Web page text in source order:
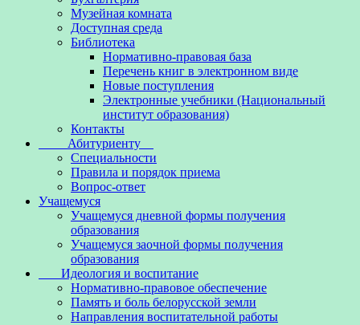
Музейная комната
Доступная среда
Библиотека
Нормативно-правовая база
Перечень книг в электронном виде
Новые поступления
Электронные учебники (Национальный
институт образования)
Контакты
Абитуриенту
Специальности
Правила и порядок приема
Вопрос-ответ
Учащемуся
Учащемуся дневной формы получения
образования
Учащемуся заочной формы получения
образования
Идеология и воспитание
Нормативно-правовое обеспечение
Память и боль белорусской земли
Направления воспитательной работы